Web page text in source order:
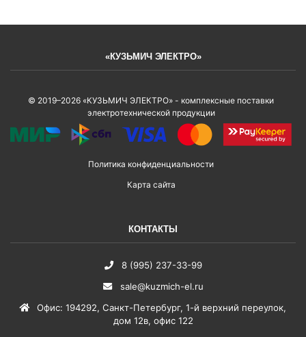
«КУЗЬМИЧ ЭЛЕКТРО»
© 2019–2026 «КУЗЬМИЧ ЭЛЕКТРО» - комплексные поставки
электротехнической продукции
Политика конфиденциальности
Карта сайта
КОНТАКТЫ
8 (995) 237-33-99
sale@kuzmich-el.ru
Офис: 194292, Санкт-Петербург, 1-й верхний переулок,
дом 12в, офис 122